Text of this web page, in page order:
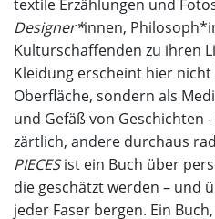
textile Erzählungen und
Designer*innen,
Kulturschaffenden zu ihren
Kleidung erscheint hier
Oberfläche, sondern als
und Gefäß von Geschichten
zärtlich, andere durchaus
PIECESist ein Buch über
die geschätzt werden – und
jeder Faser bergen. Ein